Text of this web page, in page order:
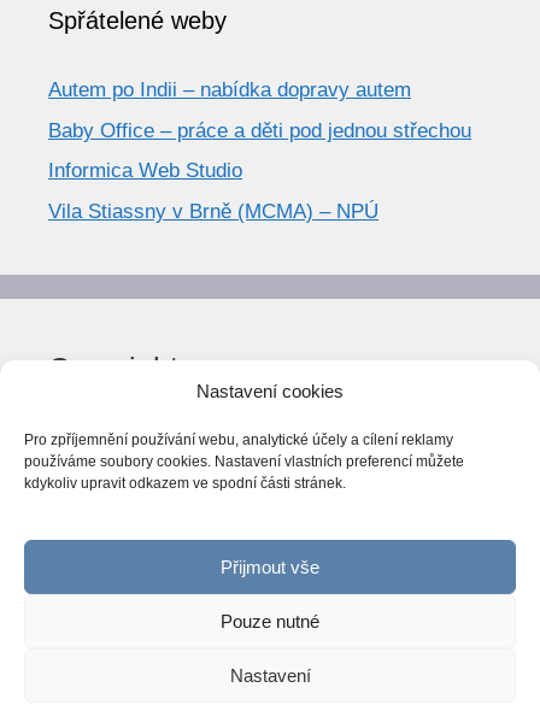
Nastavení cookies
Pro zpříjemnění používání webu, analytické účely a cílení reklamy
používáme soubory cookies. Nastavení vlastních preferencí můžete
kdykoliv upravit odkazem ve spodní části stránek.
Přijmout vše
Pouze nutné
Nastavení
Spřátelené weby
Autem po Indii – nabídka dopravy autem
Baby Office – práce a děti pod jednou střechou
Informica Web Studio
Vila Stiassny v Brně (MCMA) – NPÚ
Copyright
© World Trend 2014-2026
Všechna práva vyhrazena.
CC BY-NC 4.0
ováno Národní knihovnou ČR